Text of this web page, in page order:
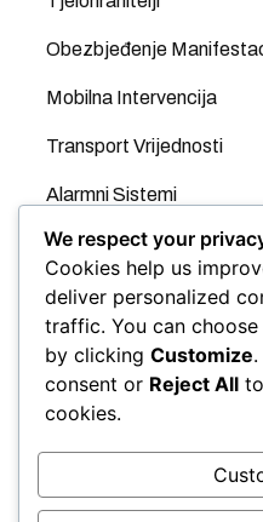
Obezbjeđenje
Mobilna Intervencija
Transport Vrijednosti
Alarmni Sistemi
Videonadzor
GPS
Evidencija Radnog
Kontrola Pristupa
We respect your
Cookies help us
deliver personalized
traffic. You can
by clicking Customize
consent or Reject All
cookies.